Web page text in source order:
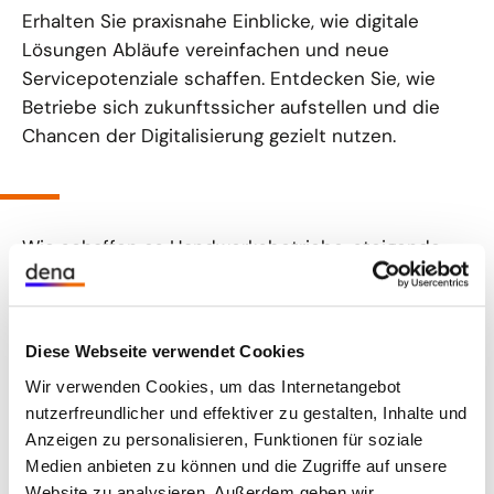
Diese Webseite verwendet Cookies
Wir verwenden Cookies, um das Internetangebot
nutzerfreundlicher und effektiver zu gestalten, Inhalte und
Anzeigen zu personalisieren, Funktionen für soziale
Medien anbieten zu können und die Zugriffe auf unsere
Erhalten Sie praxisnahe Einblicke, wie digitale
Lösungen Abläufe vereinfachen und neue
Servicepotenziale schaffen. Entdecken Sie, wie
Betriebe sich zukunftssicher aufstellen und die
Chancen der Digitalisierung gezielt nutzen.
Wie schaffen es Handwerksbetriebe, steigende
Anforderungen, hohe Ener-giepreise und
zunehmenden Zeitdruck zu meistern und dabei
liegt in einem Perspektivwechsel: weg vom
reaktiven Reparaturbetrieb, hin zum
datenbasierten Effizienzbetrieb.
Im KEDi Webinar zeigen Expertinnen und Experten,
welches hohe Potenzial im „digitalen